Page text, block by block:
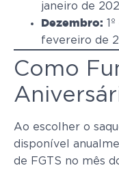
janeiro de
Dezembro:
fevereiro de
Como
Ao escolher o
disponível
de FGTS no mês